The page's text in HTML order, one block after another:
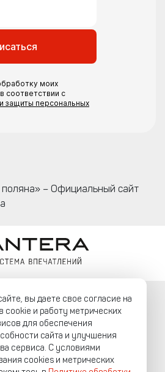
моих
соответствии с
защиты персональных
– Официальный сайт
вы даете свое согласие на
cookie и работу метрических
для обеспечения
сайта и улучшения
сервиса. С условиями
cookies и метрических